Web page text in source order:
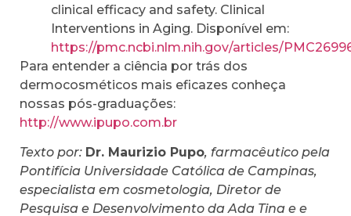
clinical efficacy and safety. Clinical
Interventions in Aging. Disponível em:
https://pmc.ncbi.nlm.nih.gov/articles/
Para entender a ciência por trás dos
dermocosméticos mais eficazes conheça
nossas pós-graduações:
http://www.ipupo.com.br
Texto por: Dr. Maurizio Pupo, farmacêutico pela
Pontifícia Universidade Católica de Campinas,
especialista em cosmetologia, Diretor de
Pesquisa e Desenvolvimento da Ada Tina e e